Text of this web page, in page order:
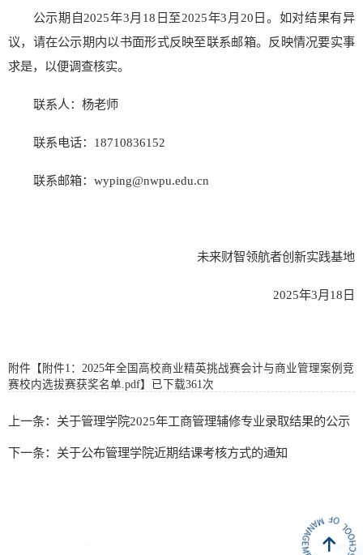
公示期自2025年3月18日至2025年3月20日。如对结果有异
议，请在公示期内以书面形式反映至联系邮箱。反映情况要实事
求是，以便调查核实。
联系人：杨老师
联系电话：18710836152
联系邮箱：wyping@nwpu.edu.cn
未来财智领航者创新实践基地
2025年3月18日
附件【 附件1：2025年全国高校商业精英挑战赛会计与商业管理案例竞
赛校内选拔赛获奖名单.pdf】已下载361次
上一条：关于管理学院2025年工商管理辅修专业录取结果的公示
下一条：关于公布管理学院近期结课考核方式的通知